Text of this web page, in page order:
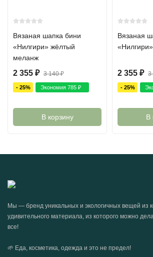
Вязаная шапка бини
«Нилгири» жёлтый
меланж
2 355 ₽ 3 140₽
- 25% Экономия 785 ₽
В корзину
Вязаная
2 355 ₽ 3
- 25%
В
Мы — бренд уникальных и экологичных вещей из
удивительного материала, из которого можно
все!
🌱 Еда, косметика, одежда и это не предел!